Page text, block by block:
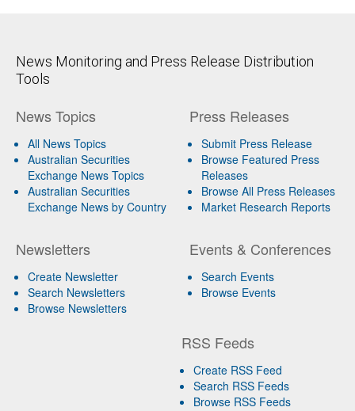
News Monitoring and Press Release Distribution
Tools
News Topics
All News Topics
Australian Securities
Exchange News Topics
Australian Securities
Exchange News by Country
Newsletters
Create Newsletter
Search Newsletters
Browse Newsletters
Press Releases
Submit Press Release
Browse Featured Press
Releases
Browse All Press Releases
Market Research Reports
Events & Conferences
Search Events
Browse Events
RSS Feeds
Create RSS Feed
Search RSS Feeds
Browse RSS Feeds